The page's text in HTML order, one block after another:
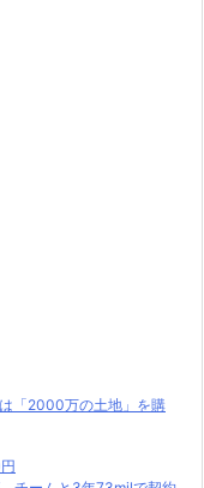
「2000万の土地」を購